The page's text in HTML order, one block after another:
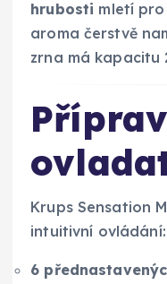
hrubosti mletí
aroma čerstvě
zrna má kapacitu
Krups Sensation
intuitivní ovládání:
6